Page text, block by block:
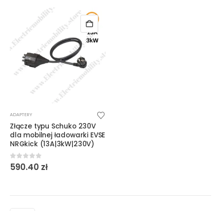
produktu
ADAPTERY
Złącze typu Schuko 230V
dla mobilnej ładowarki EVSE
NRGkick (13A|3kW|230V)
0out of 5
590.40 zł